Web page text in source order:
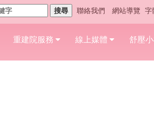
搜尋 聯絡我們 網站導覽 字
重建院服務 線上媒體 舒壓